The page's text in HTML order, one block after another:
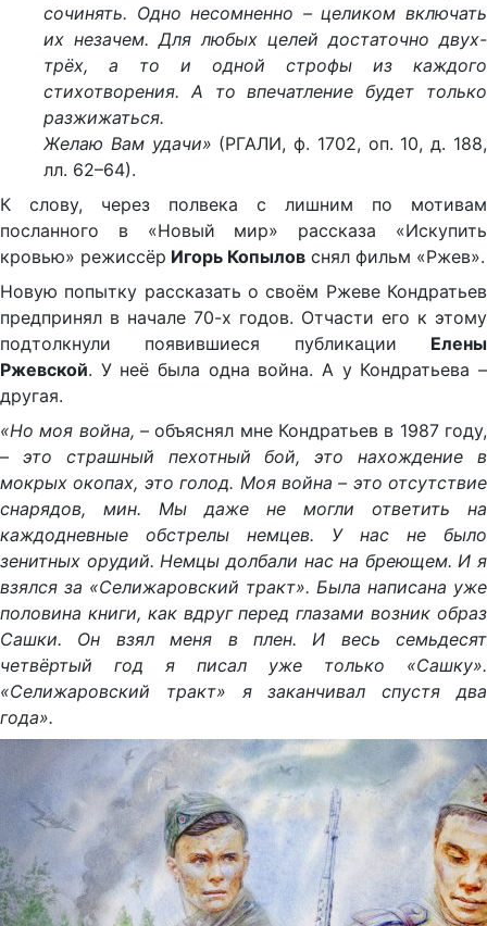
сочинять. Одно несомненно – целиком включать
их незачем. Для любых целей достаточно двух-
трёх, а то и одной строфы из каждого
стихотворения. А то впечатление будет только
разжижаться.
Желаю Вам удачи» (РГАЛИ, ф. 1702, оп. 10, д. 188,
лл. 62–64).
К слову, через полвека с лишним по мотивам
посланного в «Новый мир» рассказа «Искупить
кровью» режиссёр Игорь Копылов снял фильм «Ржев».
Новую попытку рассказать о своём Ржеве Кондратьев
предпринял в начале 70-х годов. Отчасти его к этому
подтолкнули появившиеся публикации Елены
Ржевской. У неё была одна война. А у Кондратьева –
другая.
«Но моя война, – объяснял мне Кондратьев в 1987 году,
– это страшный пехотный бой, это нахождение в
мокрых окопах, это голод. Моя война – это отсутствие
снарядов, мин. Мы даже не могли ответить на
каждодневные обстрелы немцев. У нас не было
зенитных орудий. Немцы долбали нас на бреющем. И я
взялся за «Селижаровский тракт». Была написана уже
половина книги, как вдруг перед глазами возник образ
Сашки. Он взял меня в плен. И весь семьдесят
четвёртый год я писал уже только «Сашку».
«Селижаровский тракт» я заканчивал спустя два
года».